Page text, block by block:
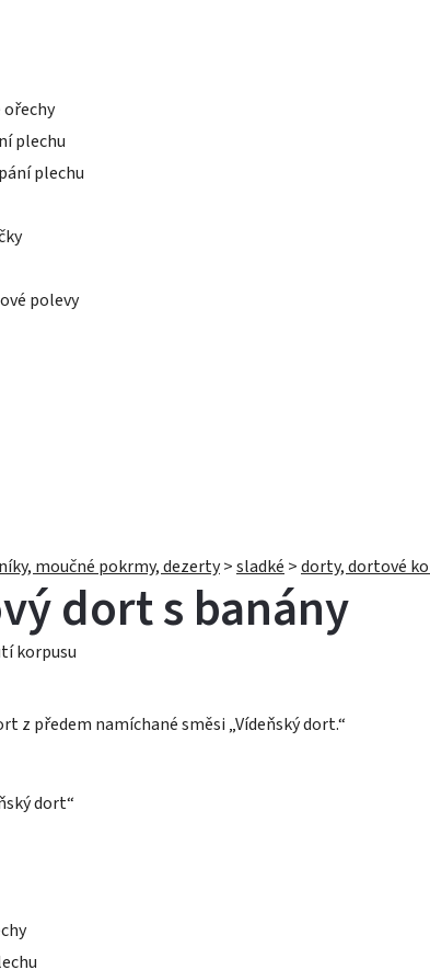
ořechy
plechu
plechu
polevy
moučné pokrmy, dezerty>sladké>dorty, dortové
dort s banány
korpusu
z předem namíchané směsi „Vídeňský dort.“
dort“